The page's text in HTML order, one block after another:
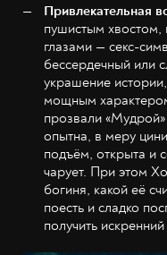
Привлекательная
пушистым
глазами — секс-
бессердечный или
украшение
мощным
прозвали
опытна, в меру
подъём, открыта и
чарует. При этом
богиня, какой её
поесть и сладко
получить